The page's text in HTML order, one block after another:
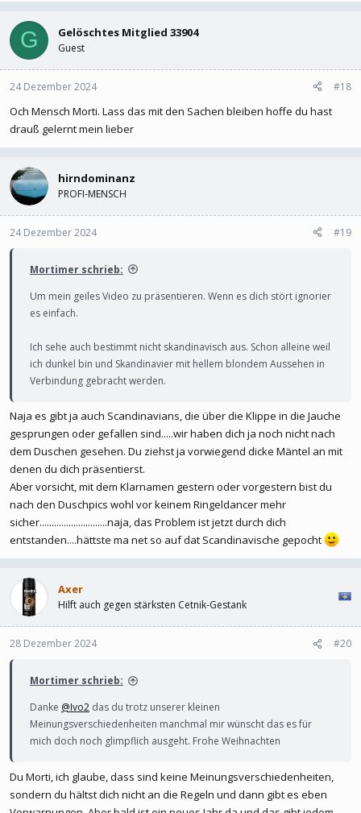
G Gelöschtes Mitglied 33904
Guest
24 Dezember 2024 #18
Och Mensch Morti. Lass das mit den Sachen bleiben hoffe du hast
drauß gelernt mein lieber
hirndominanz
PROFI-MENSCH
24 Dezember 2024 #19
Mortimer schrieb:
Um mein geiles Video zu präsentieren. Wenn es dich stört ignorier
es einfach.
Ich sehe auch bestimmt nicht skandinavisch aus. Schon alleine weil
ich dunkel bin und Skandinavier mit hellem blondem Aussehen in
Verbindung gebracht werden.
Naja es gibt ja auch Scandinavians, die über die Klippe in die Jauche
gesprungen oder gefallen sind.....wir haben dich ja noch nicht nach
dem Duschen gesehen. Du ziehst ja vorwiegend dicke Mäntel an mit
denen du dich präsentierst.
Aber vorsicht, mit dem Klarnamen gestern oder vorgestern bist du
nach den Duschpics wohl vor keinem Ringeldancer mehr
sicher............................naja, das Problem ist jetzt durch dich
entstanden....hättste ma net so auf dat Scandinavische gepocht
Axer
Hilft auch gegen stärksten Cetnik-Gestank
28 Dezember 2024 #20
Mortimer schrieb:
Danke @Ivo2 das du trotz unserer kleinen
Meinungsverschiedenheiten manchmal mir wünscht das es für
mich doch noch glimpflich ausgeht. Frohe Weihnachten
Du Morti, ich glaube, dass sind keine Meinungsverschiedenheiten,
sondern du hältst dich nicht an die Regeln und dann gibt es eben